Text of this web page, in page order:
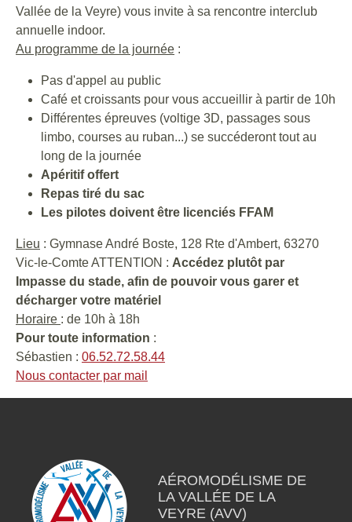
Vallée de la Veyre) vous invite à sa rencontre interclub
annuelle indoor.
Au programme de la journée :
Pas d'appel au public
Café et croissants pour vous accueillir à partir de 10h
Différentes épreuves (voltige 3D, passages sous
limbo, courses au ruban...) se succéderont tout au
long de la journée
Apéritif offert
Repas tiré du sac
Les pilotes doivent être licenciés FFAM
Lieu : Gymnase André Boste, 128 Rte d'Ambert, 63270
Vic-le-Comte ATTENTION : Accédez plutôt par
Impasse du stade, afin de pouvoir vous garer et
décharger votre matériel
Horaire : de 10h à 18h
Pour toute information :
Sébastien : 06.52.72.58.44
Nous contacter par mail
AÉROMODÉLISME DE
LA VALLÉE DE LA
VEYRE (AVV)